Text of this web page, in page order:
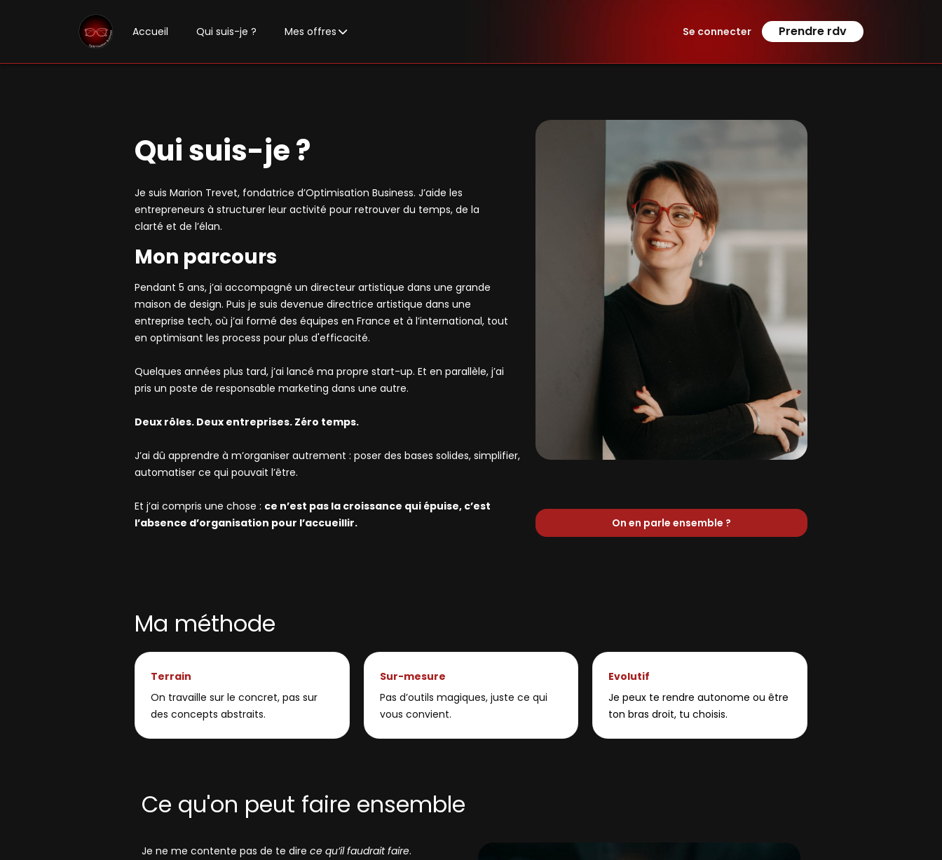
Accueil Qui suis-je ? Mes offres Prendre rdv
Se connecter
Qui suis-je ?
Je suis Marion Trevet, fondatrice d’Optimisation Business. J’aide les
entrepreneurs à structurer leur activité pour retrouver du temps, de la
clarté et de l’élan.
Mon parcours
Pendant 5 ans, j’ai accompagné un directeur artistique dans une grande
maison de design. Puis je suis devenue directrice artistique dans une
entreprise tech, où j’ai formé des équipes en France et à l’international, tout
en optimisant les process pour plus d'efficacité.
Quelques années plus tard, j’ai lancé ma propre start-up. Et en parallèle, j’ai
pris un poste de responsable marketing dans une autre.
Deux rôles. Deux entreprises. Zéro temps.
J’ai dû apprendre à m’organiser autrement : poser des bases solides, simplifier,
automatiser ce qui pouvait l’être.
Et j’ai compris une chose : ce n’est pas la croissance qui épuise, c’est
l’absence d’organisation pour l’accueillir.
On en parle ensemble ?
Ma méthode
Terrain
On travaille sur le concret, pas sur
des concepts abstraits.
Sur-mesure
Pas d’outils magiques, juste ce qui
vous convient.
Evolutif
Je peux te rendre autonome ou être
ton bras droit, tu choisis.
Ce qu'on peut faire ensemble
Je ne me contente pas de te dire ce qu’il faudrait faire.